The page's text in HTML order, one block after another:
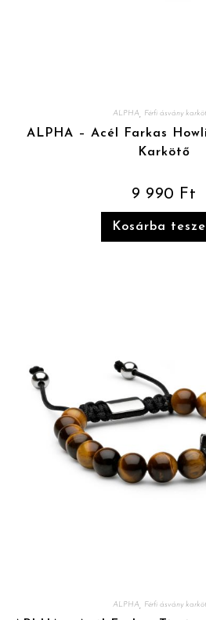
ALPHA Férfi ásvány
ALPHA – Acél Farkas
Karkötő
9 990 Ft
Kosárba
ALPHA Férfi ásvány